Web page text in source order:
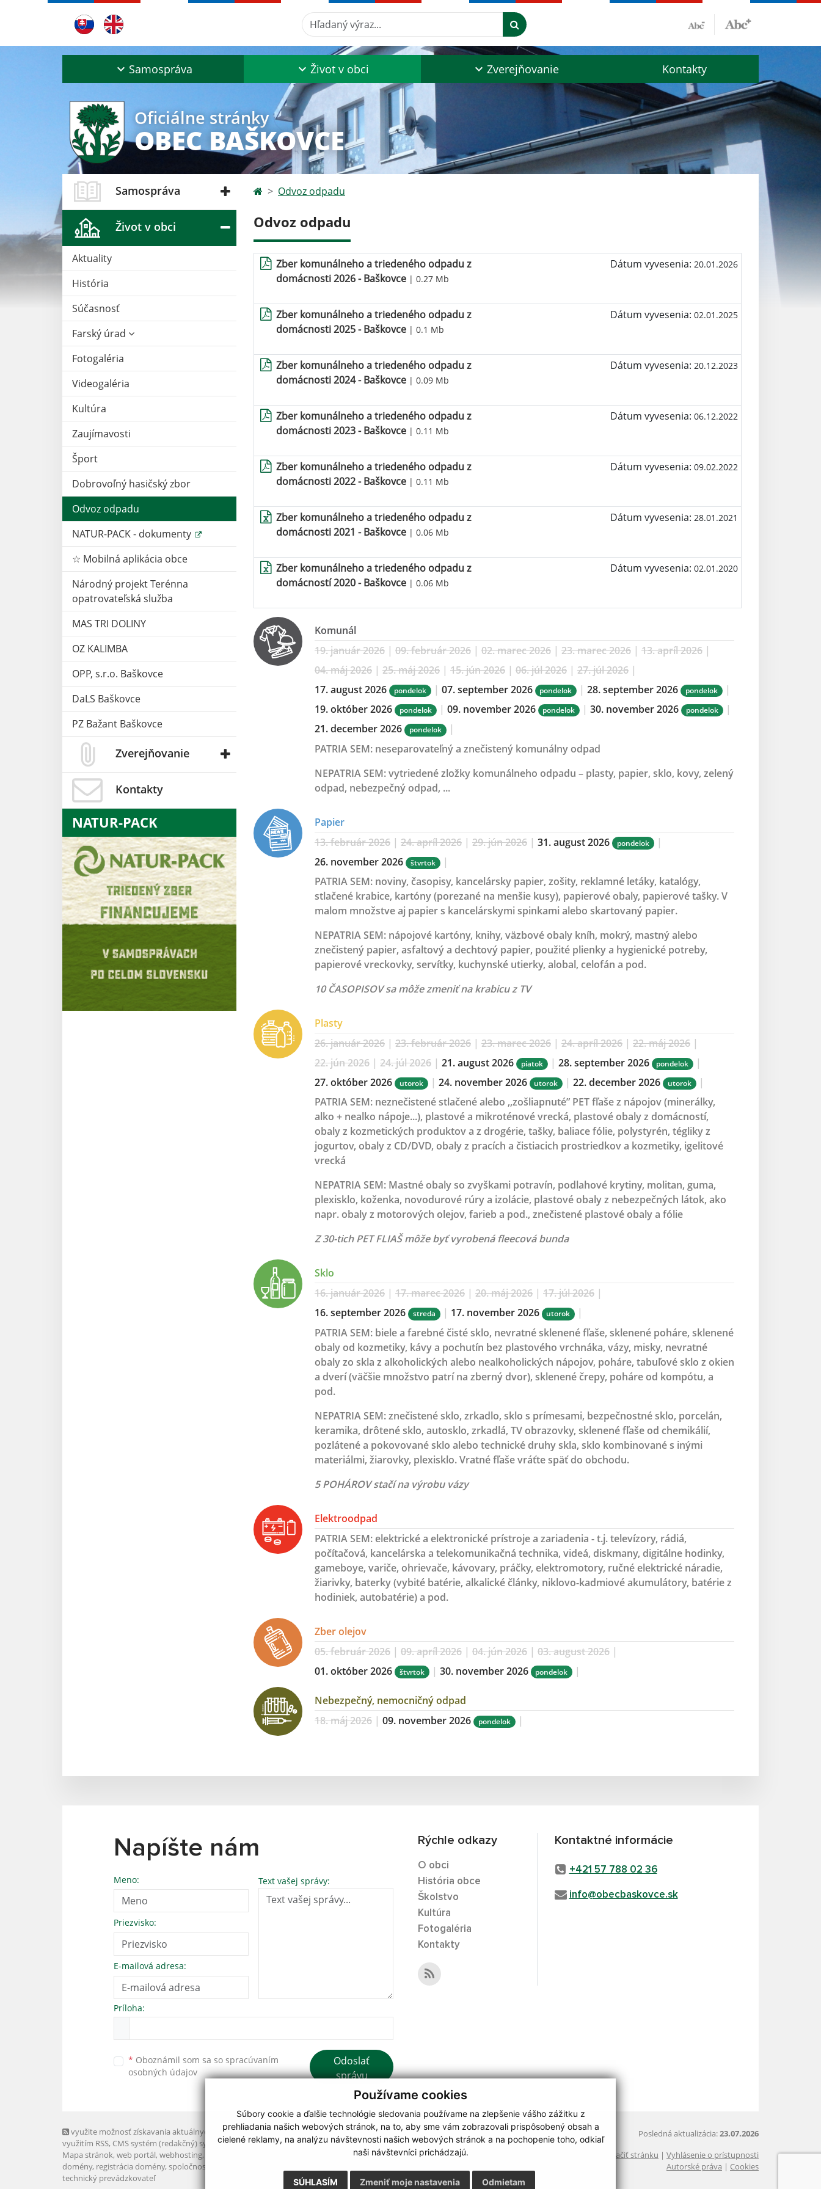
Používame cookies
Súbory cookie a ďalšie technológie sledovania používame na zlepšenie vášho zážitku z
prehliadania našich webových stránok, na to, aby sme vám zobrazovali prispôsobený obsah a
cielené reklamy, na analýzu návštevnosti našich webových stránok a na pochopenie toho, odkiaľ
naši návštevníci prichádzajú.
SÚHLASÍM Odmietam
Zmeniť moje nastavenia
Hľadaný výraz...
Samospráva Život v obci Zverejňovanie Kontakty
Oficiálne stránky
OBEC BAŠKOVCE
Samospráva
Život v obci
Aktuality
História
Súčasnosť
Farský úrad
Fotogaléria
Videogaléria
Kultúra
Zaujímavosti
Šport
Dobrovoľný hasičský zbor
Odvoz odpadu
NATUR-PACK - dokumenty
☆ Mobilná aplikácia obce
Národný projekt Terénna
opatrovateľská služba
MAS TRI DOLINY
OZ KALIMBA
OPP, s.r.o. Baškovce
DaLS Baškovce
PZ Bažant Baškovce
Zverejňovanie
Kontakty
NATUR-PACK
Odvoz odpadu
Odvoz odpadu
Zber komunálneho a triedeného odpadu z
domácnosti 2026 - Baškovce | 0.27 Mb
Dátum vyvesenia: 20.01.2026
Zber komunálneho a triedeného odpadu z
domácnosti 2025 - Baškovce | 0.1 Mb
Dátum vyvesenia: 02.01.2025
Zber komunálneho a triedeného odpadu z
domácnosti 2024 - Baškovce | 0.09 Mb
Dátum vyvesenia: 20.12.2023
Zber komunálneho a triedeného odpadu z
domácnosti 2023 - Baškovce | 0.11 Mb
Dátum vyvesenia: 06.12.2022
Zber komunálneho a triedeného odpadu z
domácnosti 2022 - Baškovce | 0.11 Mb
Dátum vyvesenia: 09.02.2022
Zber komunálneho a triedeného odpadu z
domácnosti 2021 - Baškovce | 0.06 Mb
Dátum vyvesenia: 28.01.2021
Zber komunálneho a triedeného odpadu z
domácností 2020 - Baškovce | 0.06 Mb
Dátum vyvesenia: 02.01.2020
Komunál
19. január 2026 | 09. február 2026 | 02. marec 2026 | 23. marec 2026 | 13. apríl 2026 |
04. máj 2026 | 25. máj 2026 | 15. jún 2026 | 06. júl 2026 | 27. júl 2026 |
17. august 2026
pondelok | 07. september 2026 pondelok | 28. september 2026 pondelok
|
19. október 2026
pondelok | 09. november 2026 pondelok | 30. november 2026 pondelok
|
21. december 2026
pondelok
|
PATRIA SEM: neseparovateľný a znečistený komunálny odpad
NEPATRIA SEM:vytriedené zložky komunálneho odpadu – plasty, papier, sklo, kovy, zelený
odpad, nebezpečný odpad, ...
Papier
13. február 2026 | 24. apríl 2026 | 29. jún 2026 | 31. august 2026 pondelok
|
26. november 2026
štvrtok
|
PATRIA SEM: noviny, časopisy, kancelársky papier, zošity, reklamné letáky, katalógy,
stlačené krabice, kartóny (porezané na menšie kusy), papierové obaly, papierové tašky. V
malom množstve aj papier s kancelárskymi spinkami alebo skartovaný papier.
NEPATRIA SEM: nápojové kartóny, knihy, väzbové obaly kníh, mokrý, mastný alebo
znečistený papier, asfaltový a dechtový papier, použité plienky a hygienické potreby,
papierové vreckovky, servítky, kuchynské utierky, alobal, celofán a pod.
10 ČASOPISOV sa môže zmeniť na krabicu z TV
Plasty
26. január 2026 | 23. február 2026 | 23. marec 2026 | 24. apríl 2026 | 22. máj 2026 |
22. jún 2026 | 24. júl 2026 | 21. august 2026 piatok | 28. september 2026 pondelok
|
27. október 2026
utorok | 24. november 2026 utorok | 22. december 2026 utorok
|
PATRIA SEM: neznečistené stlačené alebo ,,zošliapnuté” PET fľaše z nápojov (minerálky,
alko + nealko nápoje...), plastové a mikroténové vrecká, plastové obaly z domácností,
obaly z kozmetických produktov a z drogérie, tašky, baliace fólie, polystyrén, tégliky z
jogurtov, obaly z CD/DVD, obaly z pracích a čistiacich prostriedkov a kozmetiky, igelitové
vrecká
NEPATRIA SEM: Mastné obaly so zvyškami potravín, podlahové krytiny, molitan, guma,
plexisklo, koženka, novodurové rúry a izolácie, plastové obaly z nebezpečných látok, ako
napr. obaly z motorových olejov, farieb a pod., znečistené plastové obaly a fólie
Z 30-tich PET FLIAŠ môže byť vyrobená fleecová bunda
Sklo
16. január 2026 | 17. marec 2026 | 20. máj 2026 | 17. júl 2026 |
16. september 2026
streda | 17. november 2026 utorok
|
PATRIA SEM: biele a farebné čisté sklo, nevratné sklenené fľaše, sklenené poháre, sklenené
obaly od kozmetiky, kávy a pochutín bez plastového vrchnáka, vázy, misky, nevratné
obaly zo skla z alkoholických alebo nealkoholických nápojov, poháre, tabuľové sklo z okien
a dverí (väčšie množstvo patrí na zberný dvor), sklenené črepy, poháre od kompótu, a
pod.
NEPATRIA SEM:znečistené sklo, zrkadlo, sklo s prímesami, bezpečnostné sklo, porcelán,
keramika, drôtené sklo, autosklo, zrkadlá, TV obrazovky, sklenené fľaše od chemikálií,
pozlátené a pokovované sklo alebo technické druhy skla, sklo kombinované s inými
materiálmi, žiarovky, plexisklo. Vratné fľaše vráťte späť do obchodu.
5 POHÁROV stačí na výrobu vázy
Elektroodpad
PATRIA SEM: elektrické a elektronické prístroje a zariadenia - t.j. televízory, rádiá,
počítačová, kancelárska a telekomunikačná technika, videá, diskmany, digitálne hodinky,
gameboye, variče, ohrievače, kávovary, práčky, elektromotory, ručné elektrické náradie,
žiarivky, baterky (vybité batérie, alkalické články, niklovo-kadmiové akumulátory, batérie z
hodiniek, autobatérie) a pod.
Zber olejov
05. február 2026 | 09. apríl 2026 | 04. jún 2026 | 03. august 2026 |
01. október 2026
štvrtok | 30. november 2026 pondelok |
Nebezpečný, nemocničný odpad
18. máj 2026 | 09. november 2026 pondelok |
Napíšte nám
Meno:
Priezvisko:
E-mailová adresa:
Text vašej správy:
Príloha:
* Oboznámil som sa so spracúvaním
osobných údajov
Odoslať
správu
Rýchle odkazy
O obci
História obce
Školstvo
Kultúra
Fotogaléria
Kontakty
Kontaktné informácie
+421 57 788 02 36
info@obecbaskovce.sk
využite možnosť získavania aktuálnych informácií s
využitím RSS, CMS systém (redakčný) systém ECHELON 2,
Mapa stránok, web portál, webhosting,
domény, registrácia domény, spoločnosť webex.digital, s.r.o.
technický prevádzkovateľ
Posledná aktualizácia:23.07.2026
Vytlačiť stránku | Vyhlásenie o prístupnosti
Autorské práva | Cookies
webdesign|